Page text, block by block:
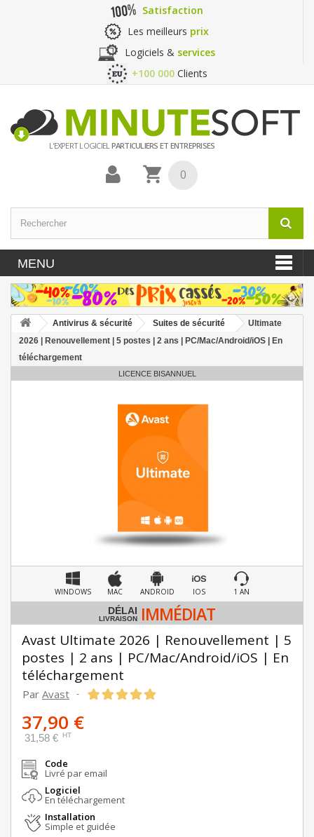
Satisfaction
Les meilleurs prix
Logiciels & services
+100 000 Clients
L'EXPERT LOGICIELPARTICULIERS ET ENTREPRISES
0
MENU
Antivirus & sécurité Suites de sécurité
Ultimate
2026 | Renouvellement | 5 postes | 2 ans | PC/Mac/Android/iOS | En
téléchargement
LICENCE BISANNUEL
WINDOWS MAC ANDROID IOS 1 AN
DÉLAI
LIVRAISON IMMÉDIAT
Avast Ultimate 2026 | Renouvellement | 5
postes | 2 ans | PC/Mac/Android/iOS | En
téléchargement
Par Avast -
37,90 €
31,58 € HT
Code
Livré par email
Logiciel
En téléchargement
Installation
Simple et guidée